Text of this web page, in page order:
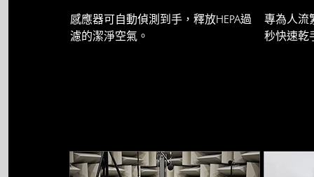
感應器可自動偵測到手，釋放HEPA過
濾的潔淨空氣。
專為人流
秒快速乾